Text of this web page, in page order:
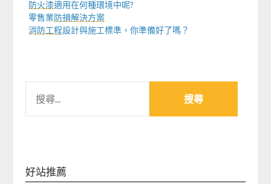
防火漆適用在何種環境中呢?
零售業防損解決方案
消防工程設計與施工標準，你準備好了嗎？
關
好站推薦